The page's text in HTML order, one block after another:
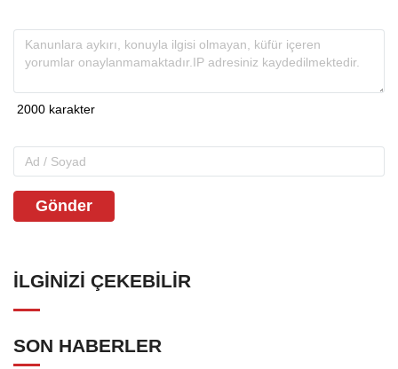
Gönder
İLGINIZI ÇEKEBILIR
SON HABERLER